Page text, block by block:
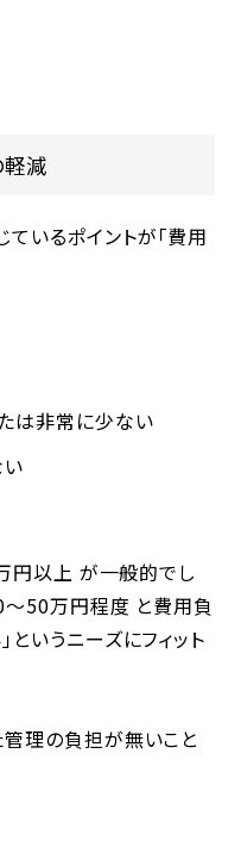
減
いるポイントが「費用
は非常に少ない
円以上 が一般的でし
〜50万円程度 と費用負
というニーズにフィット
管理の負担が無いこと